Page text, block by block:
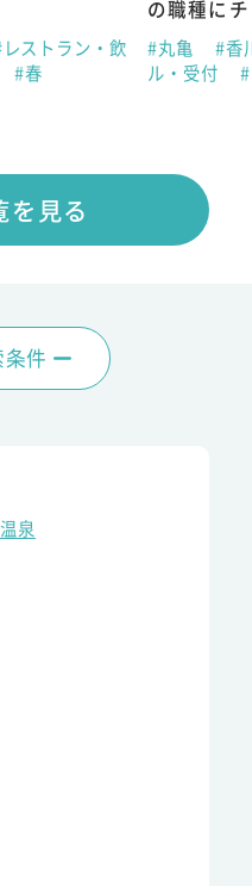
ストラン・飲
#春
の職種に
#丸亀
#香
ル・受付
を見る
件
泉